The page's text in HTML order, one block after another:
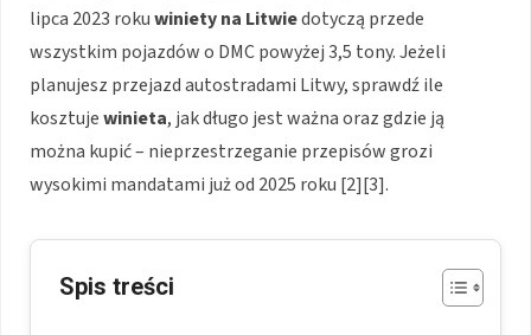
lipca 2023 rokuwiniety na Litwiedotyczą przede
wszystkim pojazdów o DMC powyżej 3,5 tony. Jeżeli
planujesz przejazd autostradami Litwy, sprawdź ile
kosztujewinieta, jak długo jest ważna oraz gdzie ją
można kupić – nieprzestrzeganie przepisów grozi
wysokimi mandatami już od 2025 roku [2][3].
Spis treści